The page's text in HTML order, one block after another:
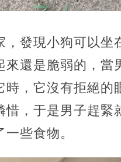
，發現小狗可以坐
來還是脆弱的，當
時，它沒有拒絕的
惜，于是男子趕緊
些食物。